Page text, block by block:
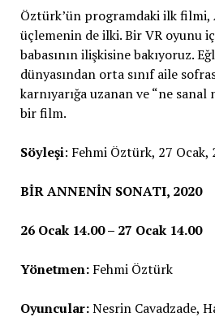
Öztürk’ün programdaki ilk filmi,
üçlemenin de ilki. Bir VR oyunu
babasının ilişkisine bakıyoruz.
dünyasından orta sınıf aile
karnıyarığa uzanan ve “ne
bir film.
Söyleşi: Fehmi Öztürk, 27 Ocak,
BİR ANNENİN SONATI, 2020
26 Ocak 14.00 – 27 Ocak 14.00
Yönetmen: Fehmi Öztürk
Oyuncular:Nesrin Cavadzade,